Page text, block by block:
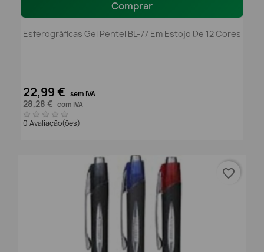
Comprar
Esferográficas Gel Pentel BL-77 Em Estojo De 12 Cores
22,99 € sem IVA
28,28 € com IVA
0 Avaliação(ões)
favorite_border